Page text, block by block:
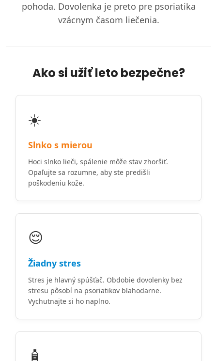
pohoda. Dovolenka je preto pre psoriatika
vzácnym časom liečenia.
Ako si užiť leto bezpečne?
☀️
Slnko s mierou
Hoci slnko lieči, spálenie môže stav zhoršiť.
Opaľujte sa rozumne, aby ste predišli
poškodeniu kože.
😌
Žiadny stres
Stres je hlavný spúšťač. Obdobie dovolenky bez
stresu pôsobí na psoriatikov blahodarne.
Vychutnajte si ho naplno.
🧴